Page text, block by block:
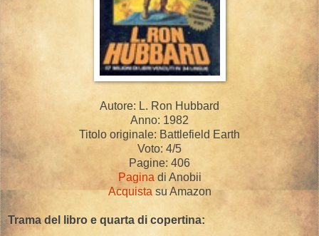
Autore: L. Ron Hubbard
Anno: 1982
Titolo originale: Battlefield Earth
Voto: 4/5
Pagine: 406
Pagina di Anobii
Acquistasu Amazon
Trama del libro e quarta di copertina: